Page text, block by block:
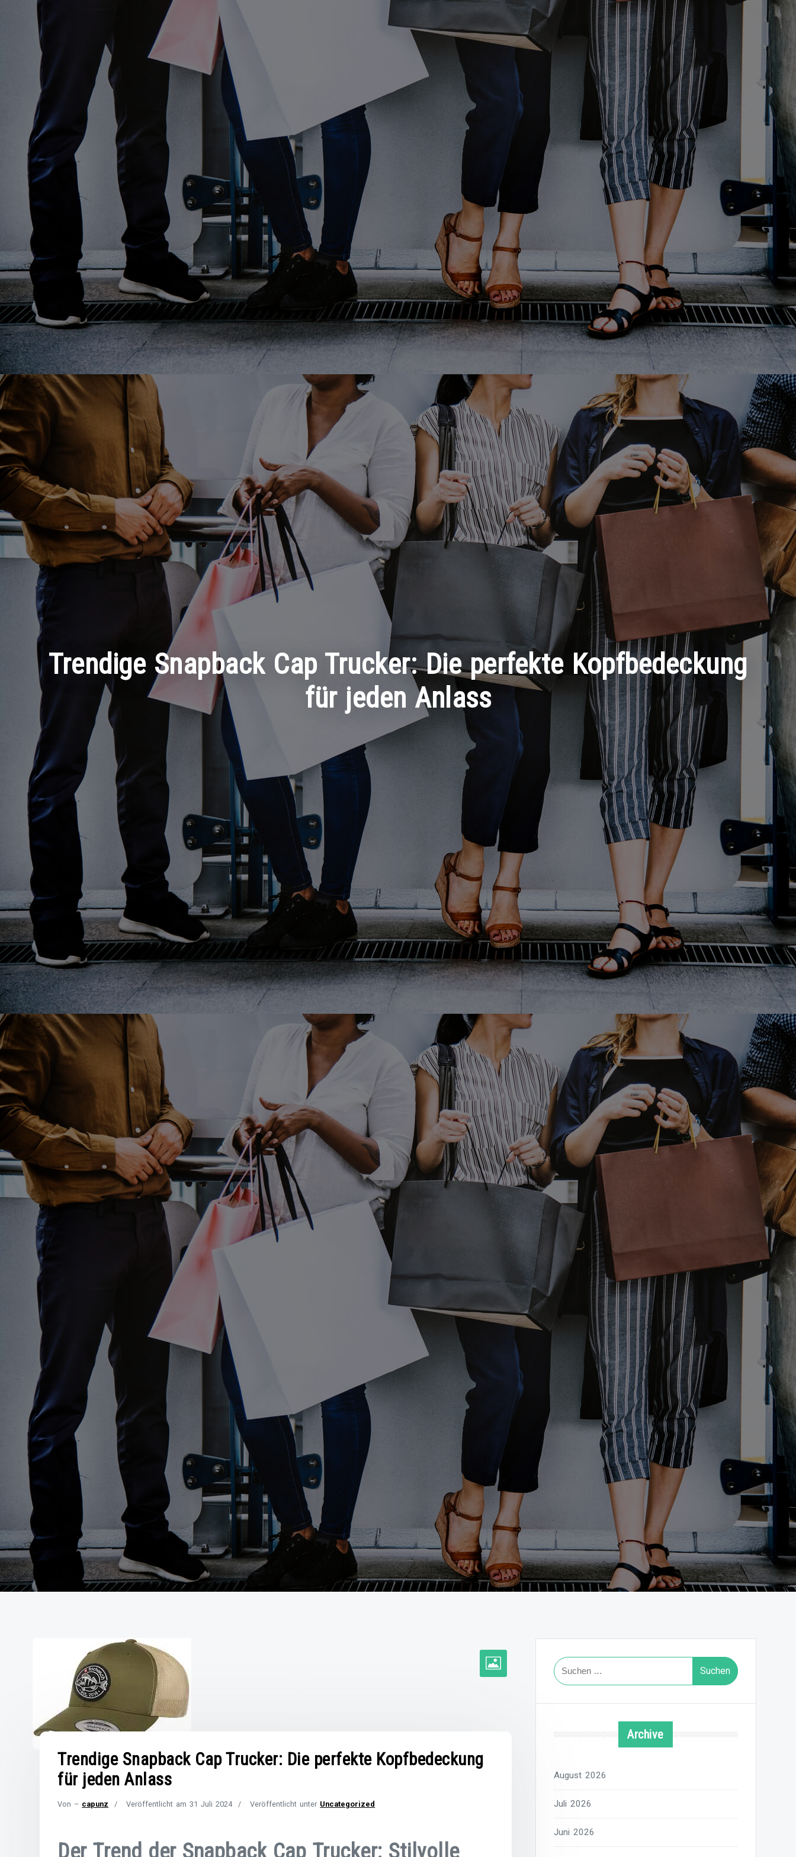
Trendige Snapback Cap Trucker: Die perfekte Kopfbedeckung
für jeden Anlass
Trendige Snapback Cap Trucker: Die perfekte Kopfbedeckung
für jeden Anlass
Von – capunz Veröffentlicht am31 Juli 2024 Veröffentlicht unter Uncategorized
Der Trend der Snapback Cap Trucker: Stilvolle
Suchen
nach:
Archive
August 2026
Juli 2026
Juni 2026